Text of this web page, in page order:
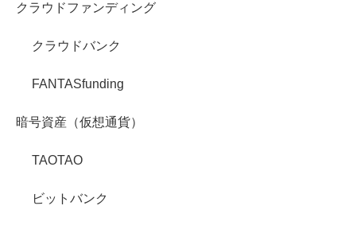
クラウドファンディング
クラウドバンク
FANTASfunding
暗号資産（仮想通貨）
TAOTAO
ビットバンク